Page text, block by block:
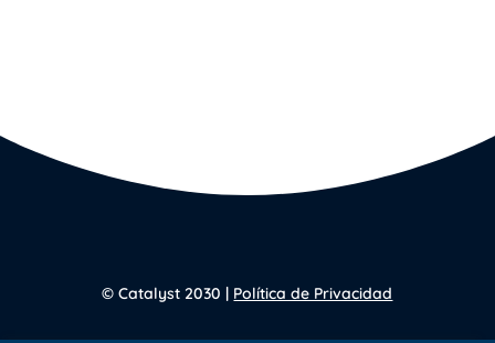
© Catalyst 2030 | Política de Privacidad